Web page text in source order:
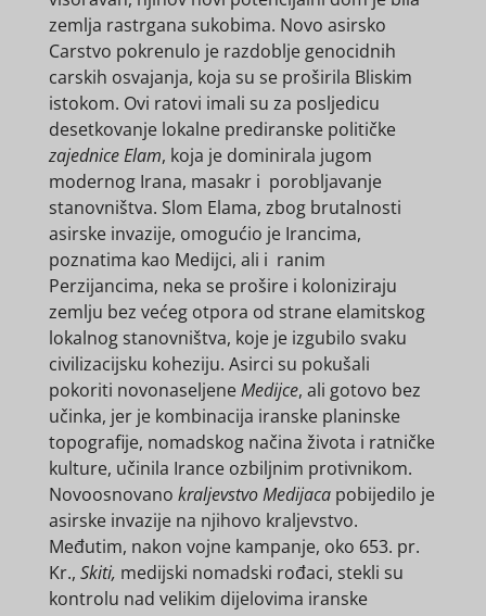
zemlja rastrgana sukobima. Novo asirsko
Carstvo pokrenulo je razdoblje genocidnih
carskih osvajanja, koja su se proširila Bliskim
istokom. Ovi ratovi imali su za posljedicu
desetkovanje lokalne prediranske političke
zajednice Elam, koja je dominirala jugom
modernog Irana, masakr i porobljavanje
stanovništva. Slom Elama, zbog brutalnosti
asirske invazije, omogućio je Irancima,
poznatima kao Medijci, ali i ranim
Perzijancima, neka se prošire i koloniziraju
zemlju bez većeg otpora od strane elamitskog
lokalnog stanovništva, koje je izgubilo svaku
civilizacijsku koheziju. Asirci su pokušali
pokoriti novonaseljeneMedijce, ali gotovo bez
učinka, jer je kombinacija iranske planinske
topografije, nomadskog načina života i ratničke
kulture, učinila Irance ozbiljnim protivnikom.
Novoosnovano kraljevstvo Medijacapobijedilo je
asirske invazije na njihovo kraljevstvo.
Međutim, nakon vojne kampanje, oko 653. pr.
Kr., Skiti, medijski nomadski rođaci, stekli su
kontrolu nad velikim dijelovima iranske